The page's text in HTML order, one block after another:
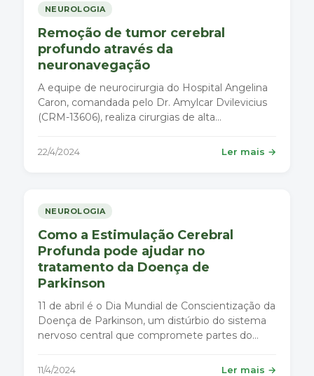
NEUROLOGIA
Remoção de tumor cerebral
profundo através da
neuronavegação
A equipe de neurocirurgia do Hospital Angelina
Caron, comandada pelo Dr. Amylcar Dvilevicius
(CRM-13606), realiza cirurgias de alta
22/4/2024 Ler mais →
NEUROLOGIA
Como a Estimulação Cerebral
Profunda pode ajudar no
tratamento da Doença de
Parkinson
11 de abril é o Dia Mundial de Conscientização da
Doença de Parkinson, um distúrbio do sistema
nervoso central que compromete partes do
movimentos do corpo.
11/4/2024 Ler mais →